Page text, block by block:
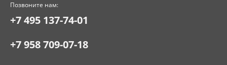
Позвоните нам:
+7 495 137-74-01
+7 958 709-07-18